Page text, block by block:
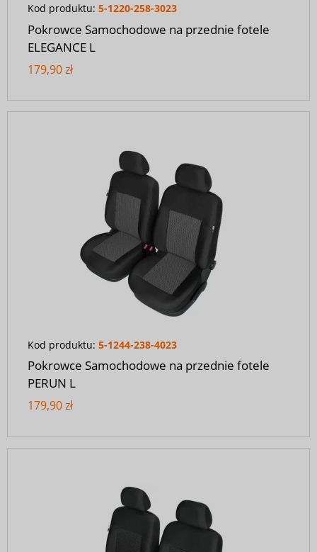
Kod produktu: 5-1220-258-3023
Pokrowce Samochodowe na przednie fotele
ELEGANCE L
179,90 zł
Kod produktu: 5-1244-238-4023
Pokrowce Samochodowe na przednie fotele
PERUN L
179,90 zł